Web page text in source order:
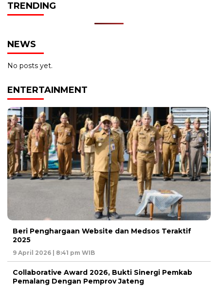
TRENDING
NEWS
No posts yet.
ENTERTAINMENT
Beri Penghargaan Website dan Medsos Teraktif
2025
9 April 2026 | 8:41 pm WIB
Collaborative Award 2026, Bukti Sinergi Pemkab
Pemalang Dengan Pemprov Jateng